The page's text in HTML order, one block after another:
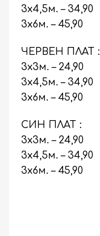
3х4,5м. – 34,90
3х6м. – 45,90
ЧЕРВЕН ПЛАТ :
3х3м. – 24,90
3х4,5м. – 34,90
3х6м. – 45,90
СИН ПЛАТ :
3х3м. – 24,90
3х4,5м. – 34,90
3х6м. – 45,90